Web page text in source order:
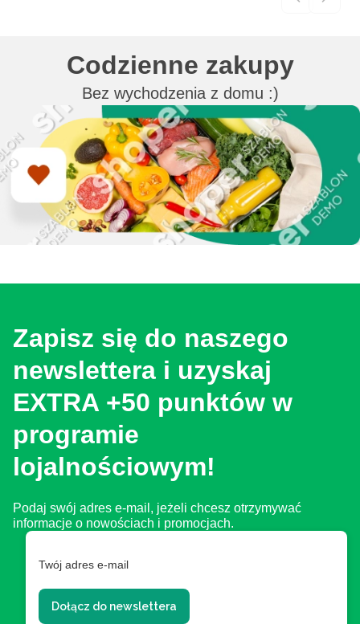
Codzienne zakupy
Bez wychodzenia z domu :)
Zapisz się do naszego
newslettera i uzyskaj
EXTRA +50 punktów w
programie
lojalnościowym!
Podaj swój adres e-mail, jeżeli chcesz otrzymywać
informacje o nowościach i promocjach.
Twój adres e-mail
Dołącz do newslettera